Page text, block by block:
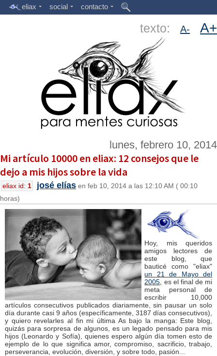
eliax social contacto
texto: A- A+
lunes, febrero 10, 2014
Mi artículo 10000 en eliax: 12 consejos que le
dejo a mis hijos sobre la vida
eliax id: 1 josé elías en feb 10, 2014 a las 12:10 AM ( 00:10
horas)
Hoy, mis queridos
amigos lectores de
este blog, que
bauticé como "eliax"
un 21 de Mayo del
2005 , es el final de mi
meta personal de
escribir 10,000
artículos consecutivos publicados diariamente, sin pausar un solo
día durante casi 9 años (específicamente, 3187 días consecutivos),
y quiero revelarles al fin mi última As bajo la manga: Este blog,
quizás para sorpresa de algunos, es un legado pensado para mis
hijos (Leonardo y Sofía), quienes espero algún día tomen esto de
ejemplo de lo que significa amor, compromiso, sacrificio, trabajo,
perseverancia, evolución, diversión, y sobre todo, pasión...